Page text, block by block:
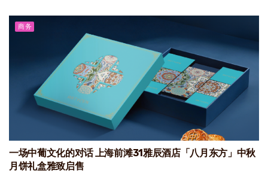
商务
一场中葡文化的对话 上海前滩31雅辰酒店「八月东方」中秋
月饼礼盒雅致启售